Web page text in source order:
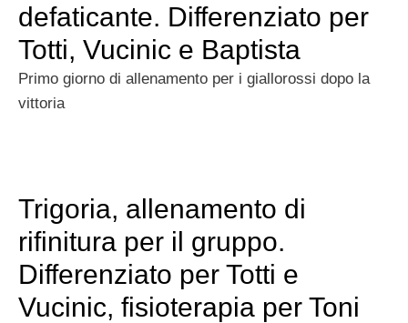
defaticante. Differenziato per
Totti, Vucinic e Baptista
Primo giorno di allenamento per i giallorossi dopo la
vittoria
Trigoria, allenamento di
rifinitura per il gruppo.
Differenziato per Totti e
Vucinic, fisioterapia per Toni